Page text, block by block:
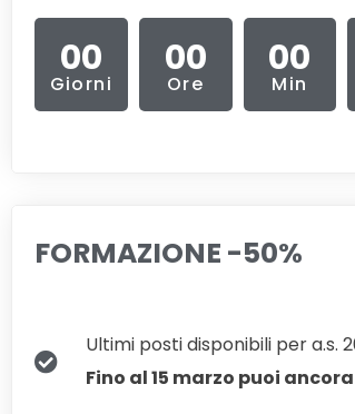
00
Giorni
00
Ore
00
Min
FORMAZIONE -50%
Ultimi posti disponibili per a.s.
Fino al 15 marzo puoi